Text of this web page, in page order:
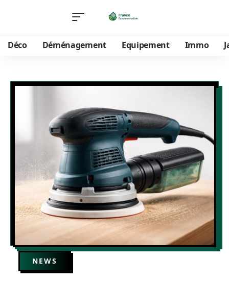
Déco Déménagement Equipement Immo
NEWS